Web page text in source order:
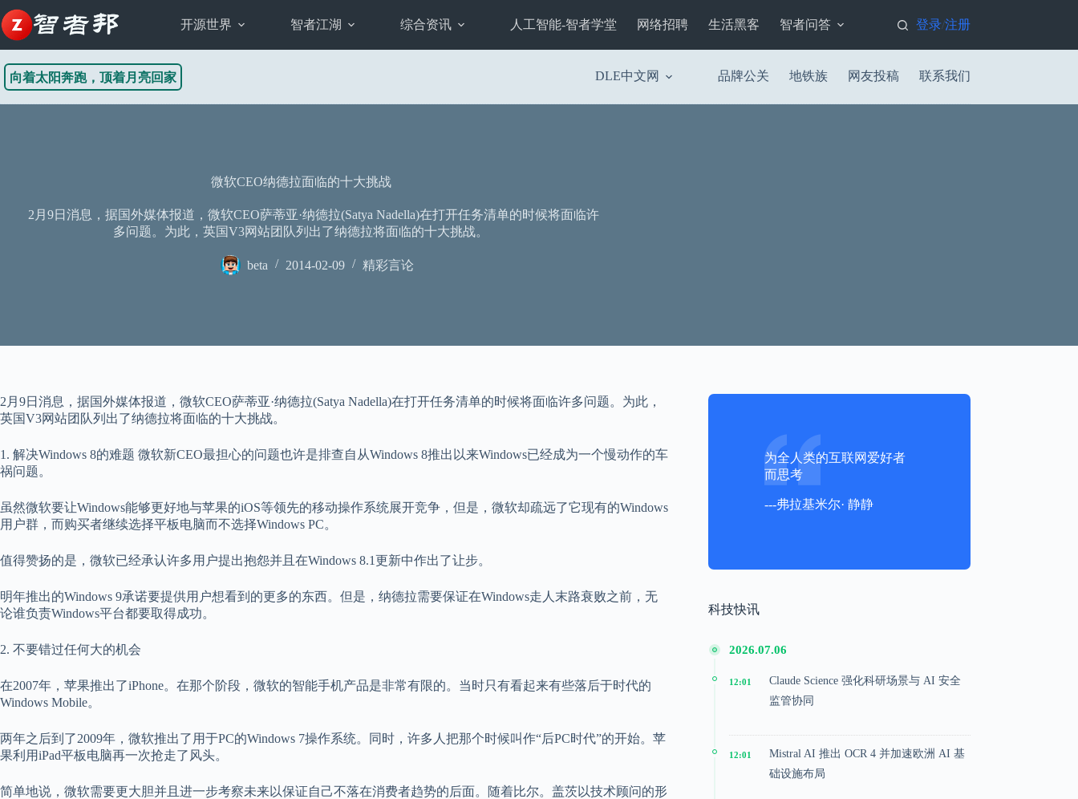
至
内
开源世界 智者江湖 综合资讯 人工智能-智者学堂 网络招聘 生活黑客 智者问答 登录/注册
向着太阳奔跑，顶着月亮回家 DLE中文网 品牌公关 地铁族 网友投稿 联系我们
微软CEO纳德拉面临的十大挑战
2月9日消息，据国外媒体报道，微软CEO萨蒂亚·纳德拉(Satya Nadella)在打开任务清单的时候将面临许
多问题。为此，英国V3网站团队列出了纳德拉将面临的十大挑战。
beta 2014-02-09 精彩言论
2月9日消息，据国外媒体报道，微软CEO萨蒂亚·纳德拉(Satya Nadella)在打开任务清单的时候将面临许多问题。为此，
英国V3网站团队列出了纳德拉将面临的十大挑战。
1. 解决Windows 8的难题 微软新CEO最担心的问题也许是排查自从Windows 8推出以来Windows已经成为一个慢动作的车
祸问题。
虽然微软要让Windows能够更好地与苹果的iOS等领先的移动操作系统展开竞争，但是，微软却疏远了它现有的Windows
用户群，而购买者继续选择平板电脑而不选择Windows PC。
值得赞扬的是，微软已经承认许多用户提出抱怨并且在Windows 8.1更新中作出了让步。
明年推出的Windows 9承诺要提供用户想看到的更多的东西。但是，纳德拉需要保证在Windows走人末路衰败之前，无
论谁负责Windows平台都要取得成功。
2. 不要错过任何大的机会
在2007年，苹果推出了iPhone。在那个阶段，微软的智能手机产品是非常有限的。当时只有看起来有些落后于时代的
Windows Mobile。
两年之后到了2009年，微软推出了用于PC的Windows 7操作系统。同时，许多人把那个时候叫作“后PC时代”的开始。苹
果利用iPad平板电脑再一次抢走了风头。
简单地说，微软需要更大胆并且进一步考察未来以保证自己不落在消费者趋势的后面。随着比尔。盖茨以技术顾问的形
为全人类的互联网爱好者
而思考
---弗拉基米尔· 静静
科技快讯
2026.07.06
12:01
Claude Science 强化科研场景与 AI 安全
监管协同
12:01
Mistral AI 推出 OCR 4 并加速欧洲 AI 基
础设施布局